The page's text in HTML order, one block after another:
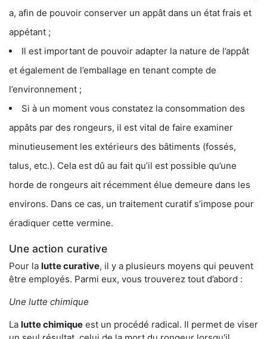
a, afin de pouvoir conserver un appât dans un état frais et
appétant ;
Il est important de pouvoir adapter la nature de l’appât
et également de l’emballage en tenant compte de
l’environnement ;
Si à un moment vous constatez la consommation des
appâts par des rongeurs, il est vital de faire examiner
minutieusement les extérieurs des bâtiments (fossés,
talus, etc.). Cela est dû au fait qu’il est possible qu’une
horde de rongeurs ait récemment élue demeure dans les
environs. Dans ce cas, un traitement curatif s’impose pour
éradiquer cette vermine.
Une action curative
Pour la lutte curative, il y a plusieurs moyens qui peuvent
être employés. Parmi eux, vous trouverez tout d’abord :
Une lutte chimique
La lutte chimique est un procédé radical. Il permet de viser